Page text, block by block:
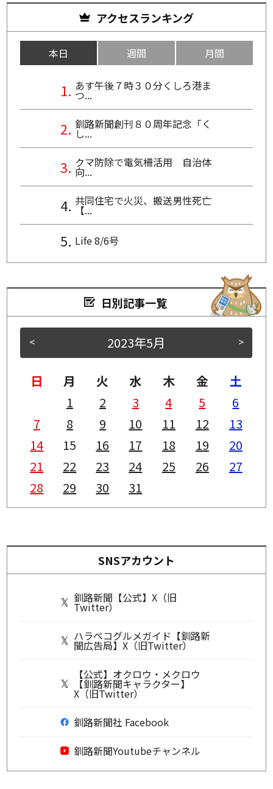
アクセスランキング
本日 週間 月間
あす午後７時３０分くしろ港ま
つ...
釧路新聞創刊８０周年記念「く
し...
クマ防除で電気柵活用 自治体
向...
共同住宅で火災、搬送男性死亡
【...
Life 8/6号
日別記事一覧
< >
2023年5月
日 月 火 水 木 金
土
1
2 3 4 5
6
7
8 9 10 11 12
13
14
15 16 17 18 19
20
21
22 23 24 25 26
27
28
29 30 31
SNSアカウント
釧路新聞【公式】X（旧
Twitter）
ハラペコグルメガイド【釧路新
聞広告局】X（旧Twitter）
【公式】オクロウ・メクロウ
【釧路新聞キャラクター】
X（旧Twitter）
釧路新聞社 Facebook
釧路新聞Youtubeチャンネル